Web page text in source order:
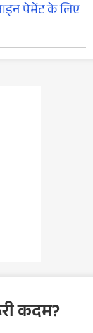
पेमेंट के लिए
कदम?